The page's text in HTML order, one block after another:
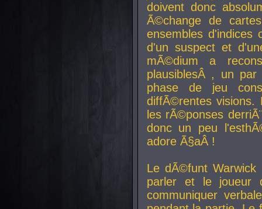
doivent donc
Ã©change de
ensembles d'indices
d'un suspect et
mÃ©dium a
plausiblesÂ , un par
phase de jeu
diffÃ©rentes visions.
les rÃ©ponses
donc un peu
adore Ã§aÂ !
Le dÃ©funt Warwick
parler et le joueur
communiquer